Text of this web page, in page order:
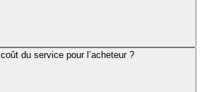
du service pour l’acheteur ?